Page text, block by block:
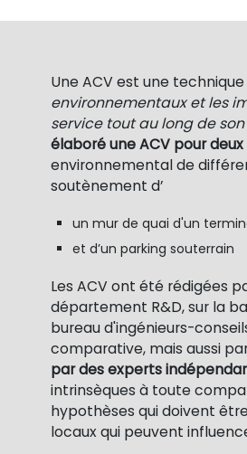
Une ACV est une technique
environnementaux et les
service tout au long de
élaboré une ACV pour
environnemental de
soutènement d’
un mur de quai d'un
et d’un parking souterrain
Les ACV ont été rédigées
département R&D, sur la
bureau d'ingénieurs-
comparative, mais aussi
par des experts
intrinsèques à toute
hypothèses qui doivent
locaux qui peuvent